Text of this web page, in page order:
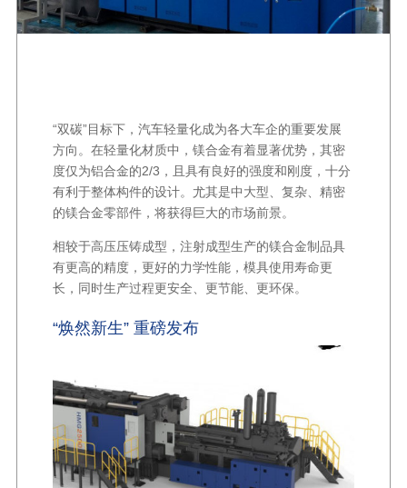
“双碳”目标下，汽车轻量化成为各大车企的重要发展
方向。在轻量化材质中，镁合金有着显著优势，其密
度仅为铝合金的2/3，且具有良好的强度和刚度，十分
有利于整体构件的设计。尤其是中大型、复杂、精密
的镁合金零部件，将获得巨大的市场前景。
相较于高压压铸成型，注射成型生产的镁合金制品具
有更高的精度，更好的力学性能，模具使用寿命更
长，同时生产过程更安全、更节能、更环保。
“焕然新生” 重磅发布